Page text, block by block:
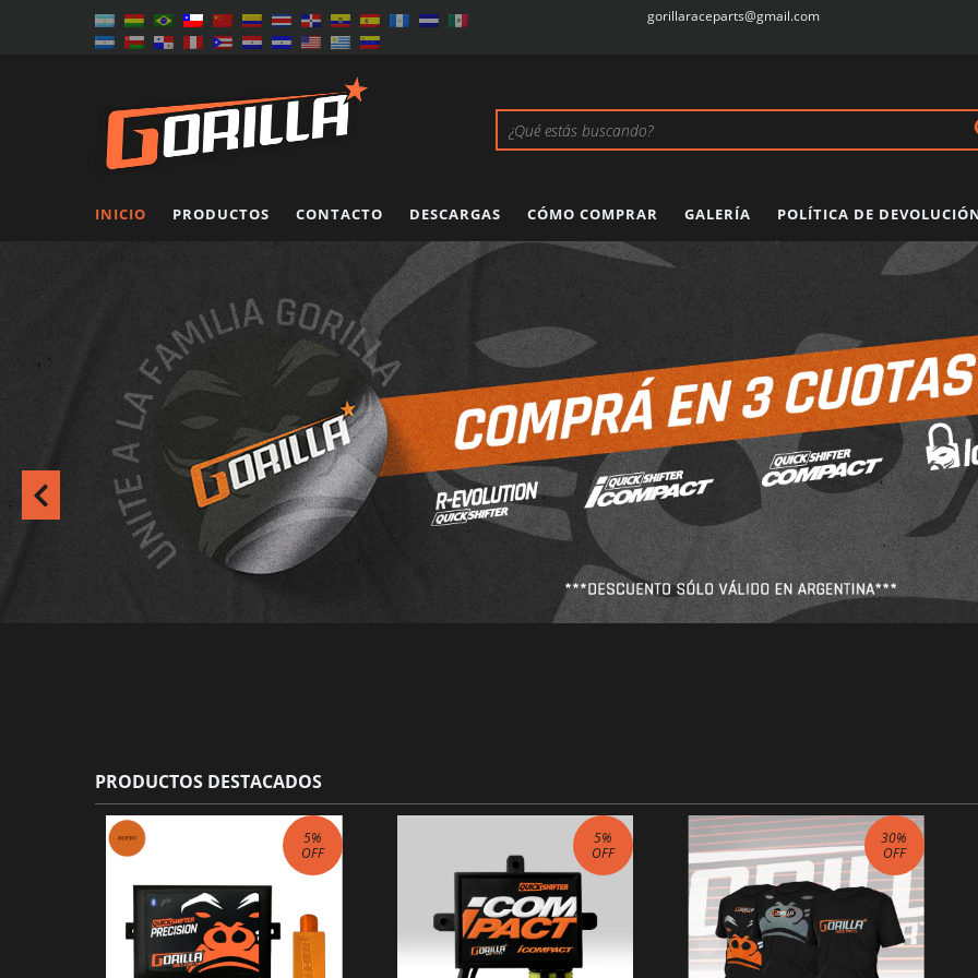
gorillaraceparts@gmail.com
INICIO PRODUCTOS CONTACTO DESCARGAS CÓMO COMPRAR GALERÍA POLÍTICA DE
PRODUCTOS DESTACADOS
5%
OFF
5%
OFF
30%
OFF